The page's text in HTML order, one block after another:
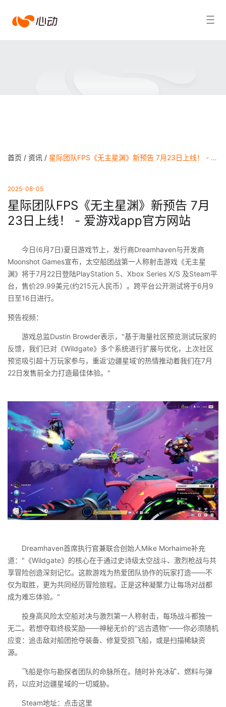
爱搜索结果
首页 / 资讯 / 星际团队FPS《无主星渊》新预告 7月23日上线！ - 爱游戏app官方网站
2025-08-05
星际团队FPS《无主星渊》新预告 7月
23日上线！ - 爱游戏app官方网站
今日(6月7日)夏日游戏节上，发行商Dreamhaven与开发商
Moonshot Games宣布，太空船团战第一人称射击游戏《无主星
渊》将于7月22日登陆PlayStation 5、Xbox Series X/S 及Steam平
台，售价29.99美元(约215元人民币）。跨平台公开测试将于6月9
日至16日进行。
预告视频：
游戏总监Dustin Browder表示，"基于海量社区预览测试玩家的
反馈，我们已对《Wildgate》多个系统进行扩展与优化，上次社区
预览吸引超十万玩家参与，重返'边疆星域'的热情推动着我们在7月
22日发售前全力打造最佳体验。"
Dreamhaven首席执行官兼联合创始人Mike Morhaime补充
道："《Wildgate》的核心在于通过史诗级太空战斗、激烈枪战与共
享冒险创造深刻记忆。这款游戏为热爱团队协作的玩家打造——不
仅为取胜，更为共同经历冒险旅程。正是这种凝聚力让每场对战都
成为难忘体验。"
投身高风险太空船对决与激烈第一人称射击，每场战斗都独一
无二。若想夺取终极奖励——神秘无价的"远古遗物"——你必须随机
应变：追击敌对船团抢夺装备、修复受损飞船，或是扫描稀缺资
源。
飞船是你与勘探者团队的命脉所在。随时补充冰矿、燃料与弹
药，以应对边疆星域的一切威胁。
Steam地址：点击这里